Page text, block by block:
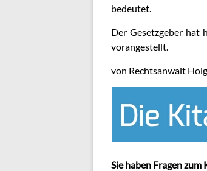
bedeutet.
Der Gesetzgeber hat
vorangestellt.
von Rechtsanwalt
Sie haben Fragen zum